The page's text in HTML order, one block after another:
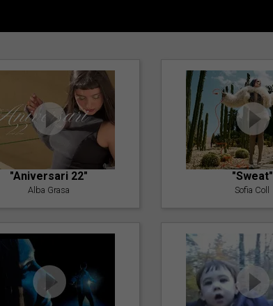
"Aniversari 22"
Alba Grasa
"Sweat"
Sofia Coll